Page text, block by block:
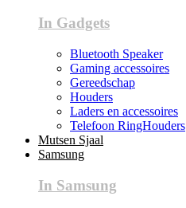
In Gadgets
Bluetooth Speaker
Gaming accessoires
Gereedschap
Houders
Laders en accessoires
Telefoon RingHouders
Mutsen Sjaal
Samsung
In Samsung